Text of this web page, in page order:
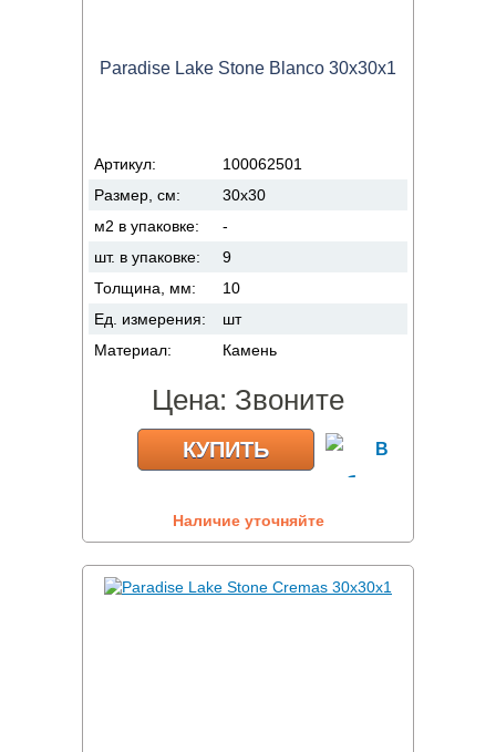
Paradise Lake Stone Blanco 30x30x1
Артикул:
100062501
Размер, см:
30x30
м2 в упаковке:
-
шт. в упаковке:
9
Толщина, мм:
10
Ед. измерения:
шт
Материал:
Камень
Цена: Звоните
КУПИТЬ
Наличие уточняйте